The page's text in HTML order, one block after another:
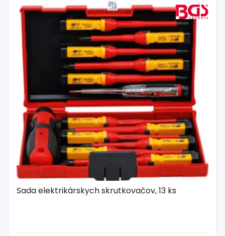
Sada elektrikárskych skrutkovačov, 13 ks